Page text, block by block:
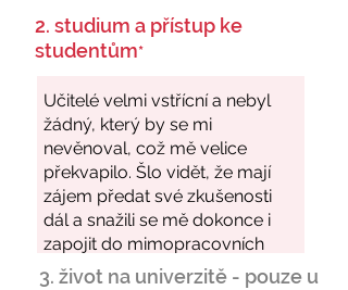
2. studium a přístup ke
studentům*
3. život na univerzitě - pouze u